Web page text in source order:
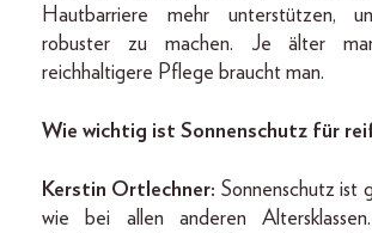
Hautbarriere mehr unterstützen,
robuster zu machen. Je älter
reichhaltigere Pflege braucht man.
Wie wichtig ist Sonnenschutz für
Kerstin Ortlechner: Sonnenschutz ist
wie bei allen anderen